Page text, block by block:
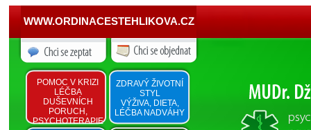
WWW.ORDINACESTEHLIKOVA.CZ
POMOC V KRIZI
LÉČBA
DUŠEVNÍCH
PORUCH,
PSYCHOTERAPIE
ZDRAVÝ ŽIVOTNÍ
STYL
VÝŽIVA, DIETA,
LÉČBA NADVÁHY